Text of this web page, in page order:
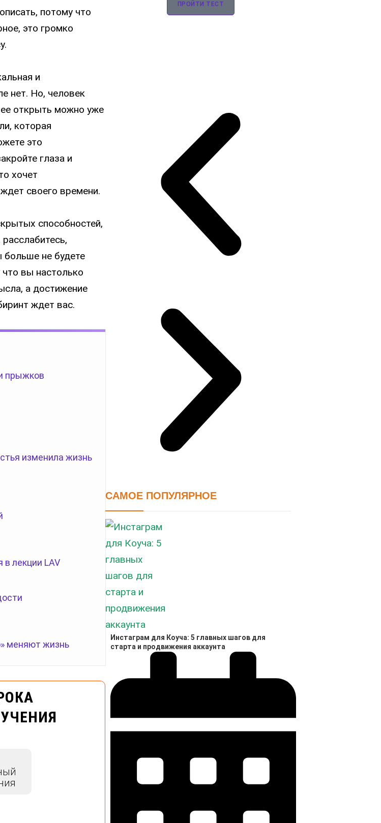
потому что
это громко
и
нет. Но, человек
ее открыть можно уже
которая
это
глаза и
хочет
своего времени.
способностей,
больше не будете
вы настолько
а достижение
ждет вас.
прыжков
изменила жизнь
лекции LAV
меняют жизнь
ПРОЙТИ ТЕСТ
САМОЕ ПОПУЛЯРНОЕ
Инстаграм для Коуча: 5 главных шагов для
старта и продвижения аккаунта